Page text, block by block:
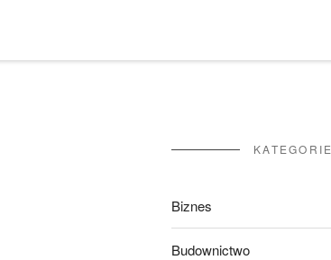
KATEGORIE
Biznes
Budownictwo